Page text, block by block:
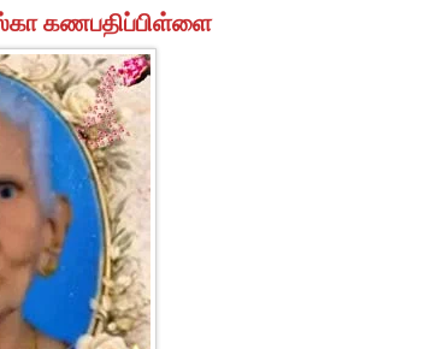
கணபதிப்பிள்ளை